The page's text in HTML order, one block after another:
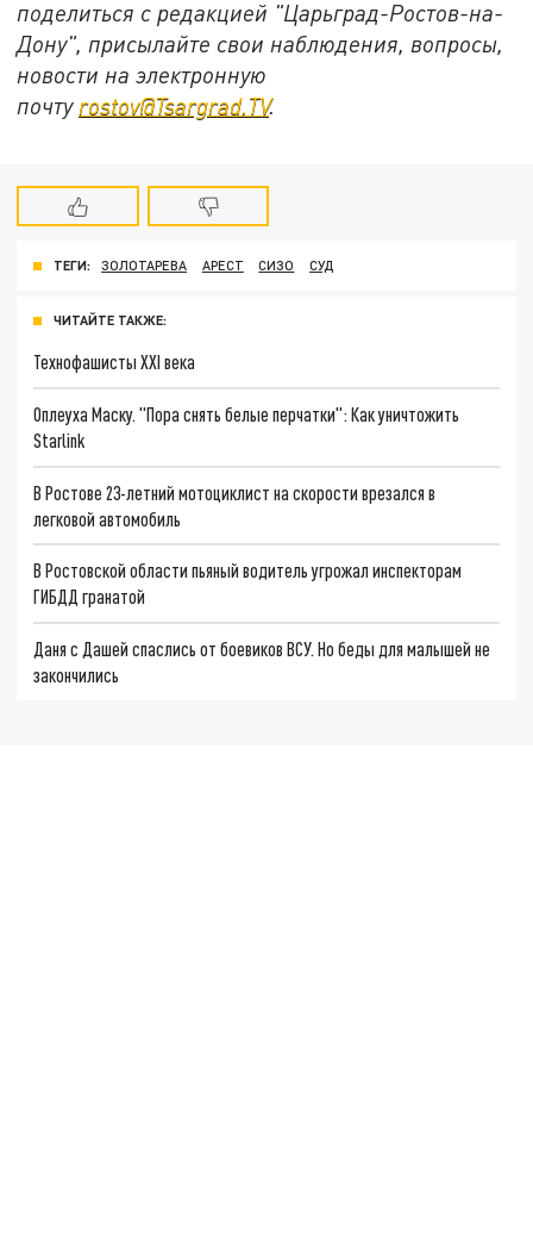
поделиться с редакцией "Царьград-Ростов-на-
Дону", присылайте свои наблюдения, вопросы,
новости на электронную
почту rostov@Tsargrad.ТV.
ТЕГИ: ЗОЛОТАРЕВА АРЕСТ СИЗО СУД
ЧИТАЙТЕ ТАКЖЕ:
Технофашисты XXI века
Оплеуха Маску. "Пора снять белые перчатки": Как уничтожить
Starlink
В Ростове 23-летний мотоциклист на скорости врезался в
легковой автомобиль
В Ростовской области пьяный водитель угрожал инспекторам
ГИБДД гранатой
Даня с Дашей спаслись от боевиков ВСУ. Но беды для малышей не
закончились